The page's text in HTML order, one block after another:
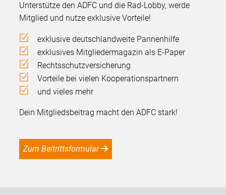
Unterstütze den ADFC und die Rad-Lobby, werde
Mitglied und nutze exklusive Vorteile!
exklusive deutschlandweite Pannenhilfe
exklusives Mitgliedermagazin als E-Paper
Rechtsschutzversicherung
Vorteile bei vielen Kooperationspartnern
und vieles mehr
Dein Mitgliedsbeitrag macht den ADFC stark!
Zum Beitrittsformular